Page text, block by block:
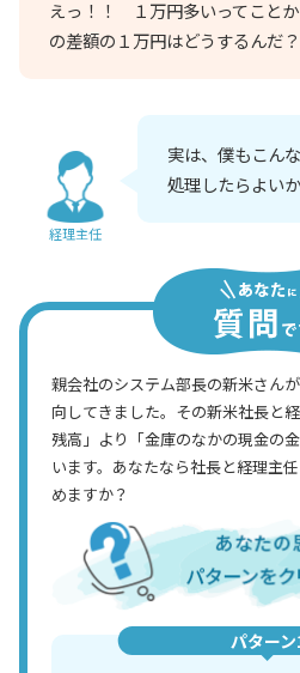
えっ！！ １万円多いってこと
の差額の１万円はどうするんだ？
経理主任
実は、僕もこん
処理したらよい
親会社のシステム部長の新米さん
向してきました。その新米社長と
残高」より「金庫のなかの現金の
います。あなたなら社長と経理主
めますか？
パターン